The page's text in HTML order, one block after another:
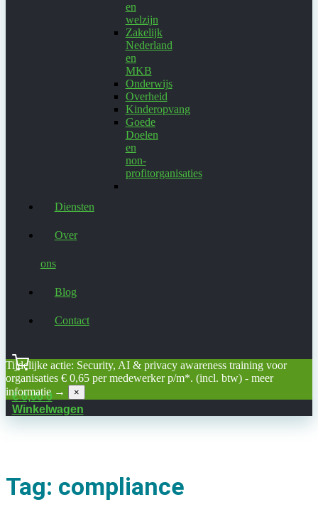
en
welzijn
Zakelijk
Nederland
en
MKB
Onderwijs
Overheid
Kinderopvang
Goede
Doelen
en
non-
profitorganisaties
Diensten
Over
ons
Blog
Contact
€0,00 0
Winkelwagen
Tijdelijke actie: Security, AI & privacy awareness training voor
organisaties € 0,65 per medewerker p/m*. (incl. btw) - meer
informatie →
×
Tag: compliance